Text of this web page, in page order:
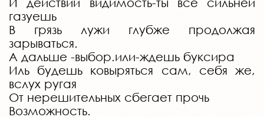
И действий видимость-ты всё сильней
газуешь
В грязь лужи глубже продолжая
зарываться.
А дальше -выбор.или-ждешь буксира
Иль будешь ковыряться сам, себя же,
вслух ругая
От нерешительных сбегает прочь
Возможность.